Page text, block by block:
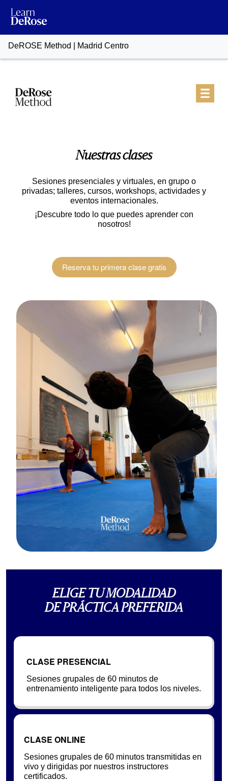
DeROSE Method | Madrid Centro
Nuestrasclases
Sesiones presenciales y virtuales, en grupo o
privadas; talleres, cursos, workshops, actividades y
eventos internacionales.
¡Descubre todo lo que puedes aprender con
nosotros!
Reserva tu primera clase gratis
ELIGE TU MODALIDAD
DE PRÁCTICA PREFERIDA
CLASE PRESENCIAL
Sesiones grupales de 60 minutos de
entrenamiento inteligente para todos los niveles.
CLASE ONLINE
Sesiones grupales de 60 minutos transmitidas en
vivo y dirigidas por nuestros instructores
certificados.